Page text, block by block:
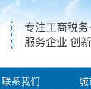
专注工商税
服务企业 创
联系我们 城